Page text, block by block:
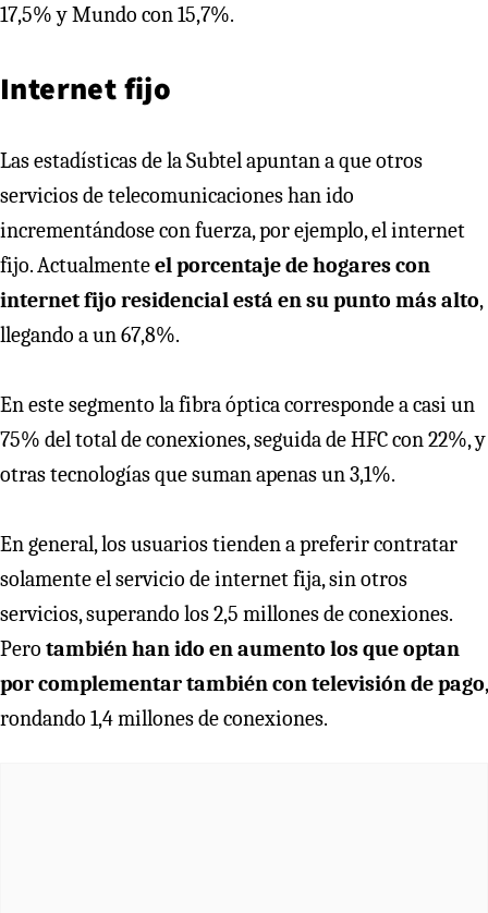
17,5% y Mundo con 15,7%.
Internet fijo
Las estadísticas de la Subtel apuntan a que otros
servicios de telecomunicaciones han ido
incrementándose con fuerza, por ejemplo, el internet
fijo. Actualmenteel porcentaje de hogares con
internet fijo residencial está en su punto más alto,
llegando a un 67,8%.
En este segmento la fibra óptica corresponde a casi un
75% del total de conexiones, seguida de HFC con 22%, y
otras tecnologías que suman apenas un 3,1%.
En general, los usuarios tienden a preferir contratar
solamente el servicio de internet fija, sin otros
servicios, superando los 2,5 millones de conexiones.
Pero también han ido en aumento los que optan
por complementar también con televisión de pago,
rondando 1,4 millones de conexiones.